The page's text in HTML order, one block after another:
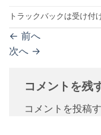
トラックバックは受け付
← 前へ
次へ →
コメントを残
コメントを投稿